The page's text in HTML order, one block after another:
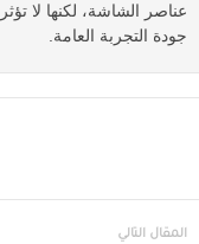
عناصر الشاشة، لكنها لا
جودة التجربة العامة.
المقال التالي